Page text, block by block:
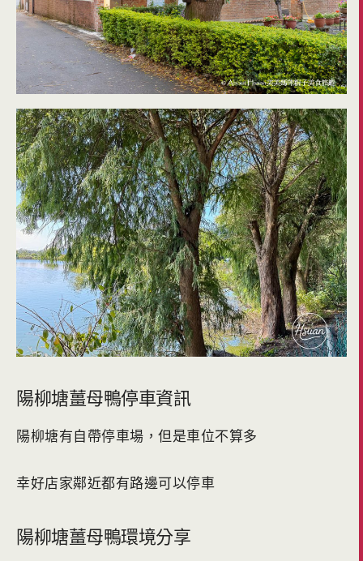
陽柳塘薑母鴨停車資訊
陽柳塘有自帶停車場，但是車位不算多
幸好店家鄰近都有路邊可以停車
陽柳塘薑母鴨環境分享